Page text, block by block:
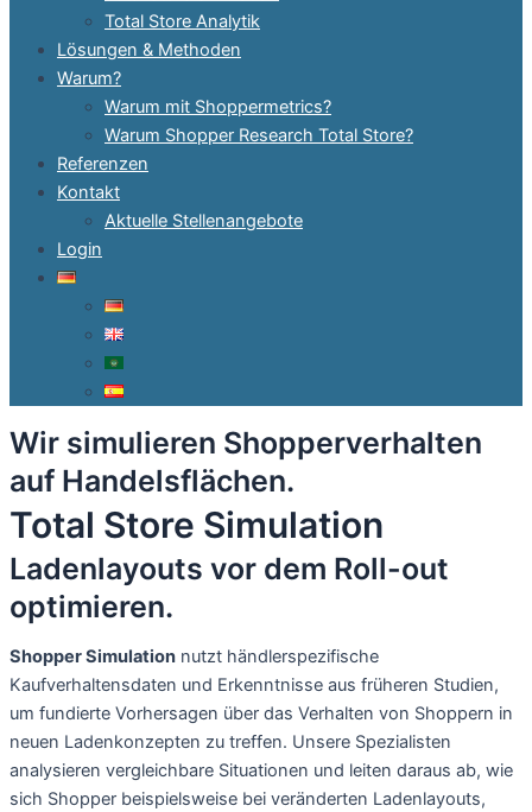
Total Store Analytik
Lösungen & Methoden
Warum?
Warum mit Shoppermetrics?
Warum Shopper Research Total Store?
Referenzen
Kontakt
Aktuelle Stellenangebote
Login
Wir simulieren Shopperverhalten
auf Handelsflächen.
Total Store Simulation
Ladenlayouts vor dem Roll-out
optimieren.
Shopper Simulation nutzt händlerspezifische
Kaufverhaltensdaten und Erkenntnisse aus früheren Studien,
um fundierte Vorhersagen über das Verhalten von Shoppern in
neuen Ladenkonzepten zu treffen. Unsere Spezialisten
analysieren vergleichbare Situationen und leiten daraus ab, wie
sich Shopper beispielsweise bei veränderten Ladenlayouts,